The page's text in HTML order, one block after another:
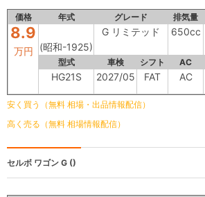
価格 年式 グレード 排気量
8.9
万円 (昭和-1925)
G リミテッド 650cc
型式 車検 シフト AC
HG21S 2027/05 FAT AC
安く買う（無料 相場・出品情報配信）
高く売る（無料 相場情報配信）
セルボ ワゴン G ()